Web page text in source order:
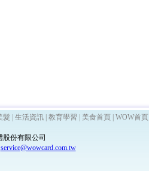
髮 生活資訊 教育學習 美食首頁 WOW首頁
股份有限公司
service@wowcard.com.tw